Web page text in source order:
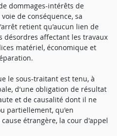
dommages-intérêts de
de conséquence, sa
retient qu'aucun lien de
désordres affectant les travaux
matériel, économique et
le sous-traitant est tenu, à
d'une obligation de résultat
et de causalité dont il ne
partiellement, qu'en
étrangère, la cour d'appel